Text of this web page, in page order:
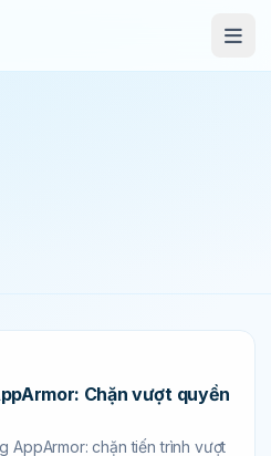
Chặn vượt quyền
AppArmor: chặn tiến trình vượt